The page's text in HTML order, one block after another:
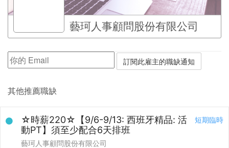
藝珂人事顧問股份有限公司
其他推薦職缺
短期臨時
☆時薪220☆【9/6-9/13: 西班牙精品: 活
動PT】須至少配合6天排班
藝珂人事顧問股份有限公司